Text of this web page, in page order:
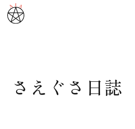
武道と医道
さえぐさ日誌